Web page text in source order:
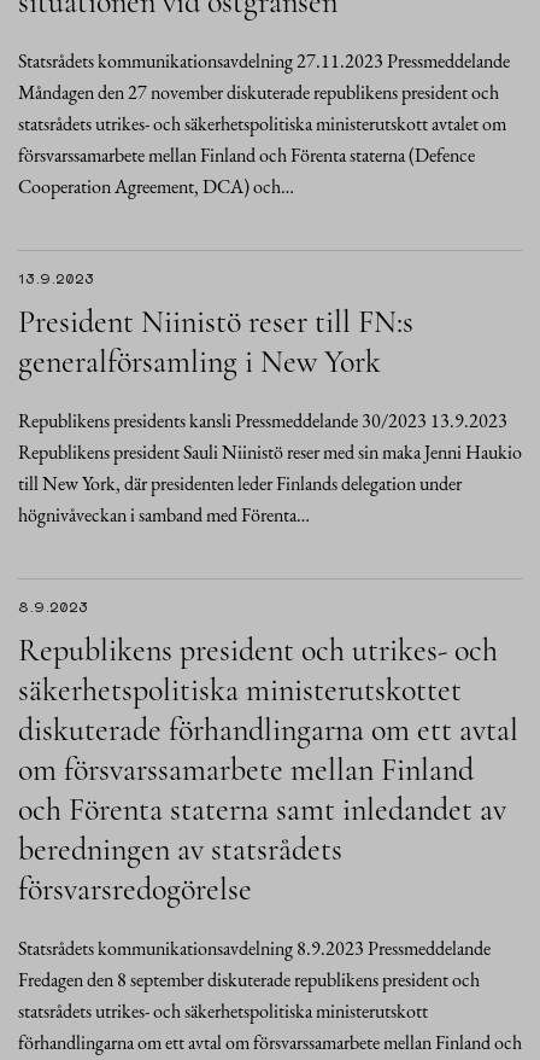
Statsrådets kommunikationsavdelning 27.11.2023 Pressmeddelande
Måndagen den 27 november diskuterade republikens president och
statsrådets utrikes- och säkerhetspolitiska ministerutskott avtalet om
försvarssamarbete mellan Finland och Förenta staterna (Defence
Cooperation Agreement, DCA) och…
13.9.2023
President Niinistö reser till FN:s
generalförsamling i New York
Republikens presidents kansli Pressmeddelande 30/2023 13.9.2023
Republikens president Sauli Niinistö reser med sin maka Jenni Haukio
till New York, där presidenten leder Finlands delegation under
högnivåveckan i samband med Förenta…
8.9.2023
Republikens president och utrikes- och
säkerhetspolitiska ministerutskottet
diskuterade förhandlingarna om ett avtal
om försvarssamarbete mellan Finland
och Förenta staterna samt inledandet av
beredningen av statsrådets
försvarsredogörelse
Statsrådets kommunikationsavdelning 8.9.2023 Pressmeddelande
Fredagen den 8 september diskuterade republikens president och
statsrådets utrikes- och säkerhetspolitiska ministerutskott
förhandlingarna om ett avtal om försvarssamarbete mellan Finland och